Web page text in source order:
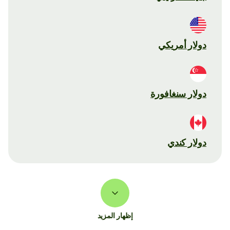
دولار أمريكي
دولار سنغافورة
دولار كندي
إظهار المزيد